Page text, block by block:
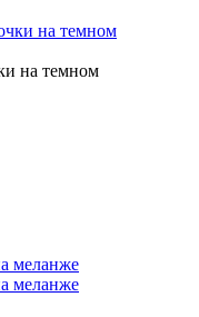
на темном